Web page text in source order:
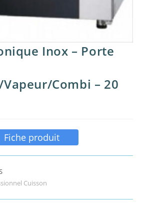
Inox – Porte
Combi – 20
Fiche produit
Cuisson